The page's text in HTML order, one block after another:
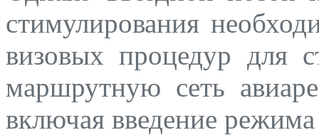
стимулирования
визовых процедур для
маршрутную сеть
включая введение